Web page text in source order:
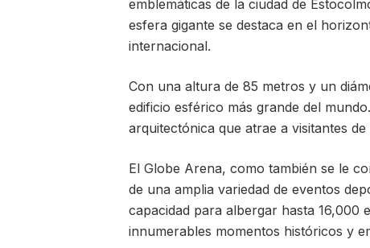
emblemáticas de la ciudad de
esfera gigante se destaca en el
internacional.
Con una altura de 85 metros y un
edificio esférico más grande del
arquitectónica que atrae a visitantes
El Globe Arena, como también se le
de una amplia variedad de eventos
capacidad para albergar hasta 16,000
innumerables momentos históricos y